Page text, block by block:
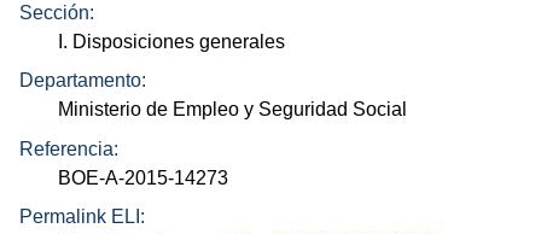
Sección:
I. Disposiciones generales
Departamento:
Ministerio de Empleo y Seguridad Social
Referencia:
BOE-A-2015-14273
Permalink ELI: